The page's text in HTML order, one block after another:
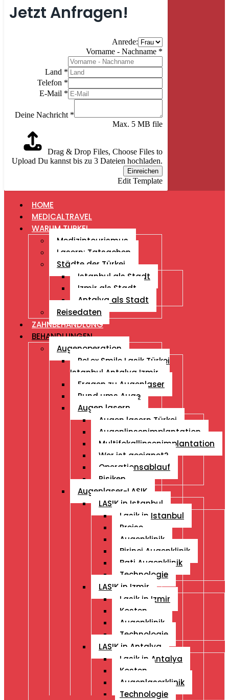
Jetzt Anfragen!
Anrede:
Vorname - Nachname *
Land *
Telefon *
E-Mail *
Deine Nachricht *
Max. 5 MB file
Drag & Drop Files, Choose Files to
Upload Du kannst bis zu 3 Dateien hochladen.
Einreichen
Edit Template
HOME
MEDICALTRAVEL
WARUM TURKEI
Medizintourismus
Lasern: Tatsachen
Städte der Türkei
Istanbul als Stadt
Izmir als Stadt
Antalya als Stadt
Reisedaten
ZAHNBEHANDLUNG
BEHANDLUNGEN
Augenoperation
ReLex Smile Lasik Türkei
Istanbul Antalya Izmir
Fragen zu Augenlaser
Rund ums Auge
Augen lasern
Augen lasern Türkei
Augenlinsenimplantation
Multifokallinsenimplantation
Wer ist geeignet?
Operationsablauf
Risiken
Augenlaser-LASIK
LASIK in Istanbul
Lasik in Istanbul
Preise
Augenklinik
Birinci Augenklinik
Bati Augenklinik
Technologie
LASIK in Izmir
Lasik in Izmir
Kosten
Augenklinik
Technologie
LASIK in Antalya
Lasik in Antalya
Kosten
Augenlaserklinik
Technologie